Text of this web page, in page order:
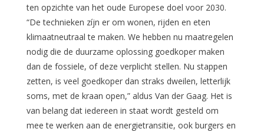
ten opzichte van het oude Europese doel voor 2030.
“De technieken zíjn er om wonen, rijden en eten
klimaatneutraal te maken. We hebben nu maatregelen
nodig die de duurzame oplossing goedkoper maken
dan de fossiele, of deze verplicht stellen. Nu stappen
zetten, is veel goedkoper dan straks dweilen, letterlijk
soms, met de kraan open,” aldus Van der Gaag. Het is
van belang dat iedereen in staat wordt gesteld om
mee te werken aan de energietransitie, ook burgers en